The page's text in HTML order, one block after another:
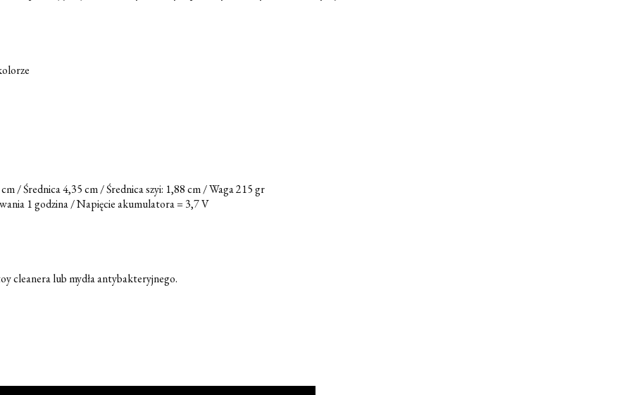
/ Średnica 4,35 cm / Średnica szyi: 1,88 cm / Waga 215 gr
1 godzina / Napięcie akumulatora = 3,7 V
cleanera lub mydła antybakteryjnego.